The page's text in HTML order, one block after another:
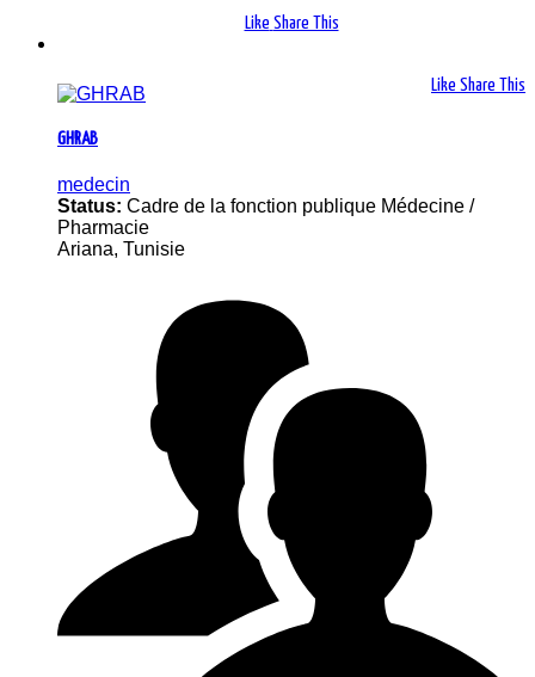
Like Share This
Like Share This
GHRAB
medecin
Status: Cadre de la fonction publique Médecine /
Pharmacie
Ariana, Tunisie